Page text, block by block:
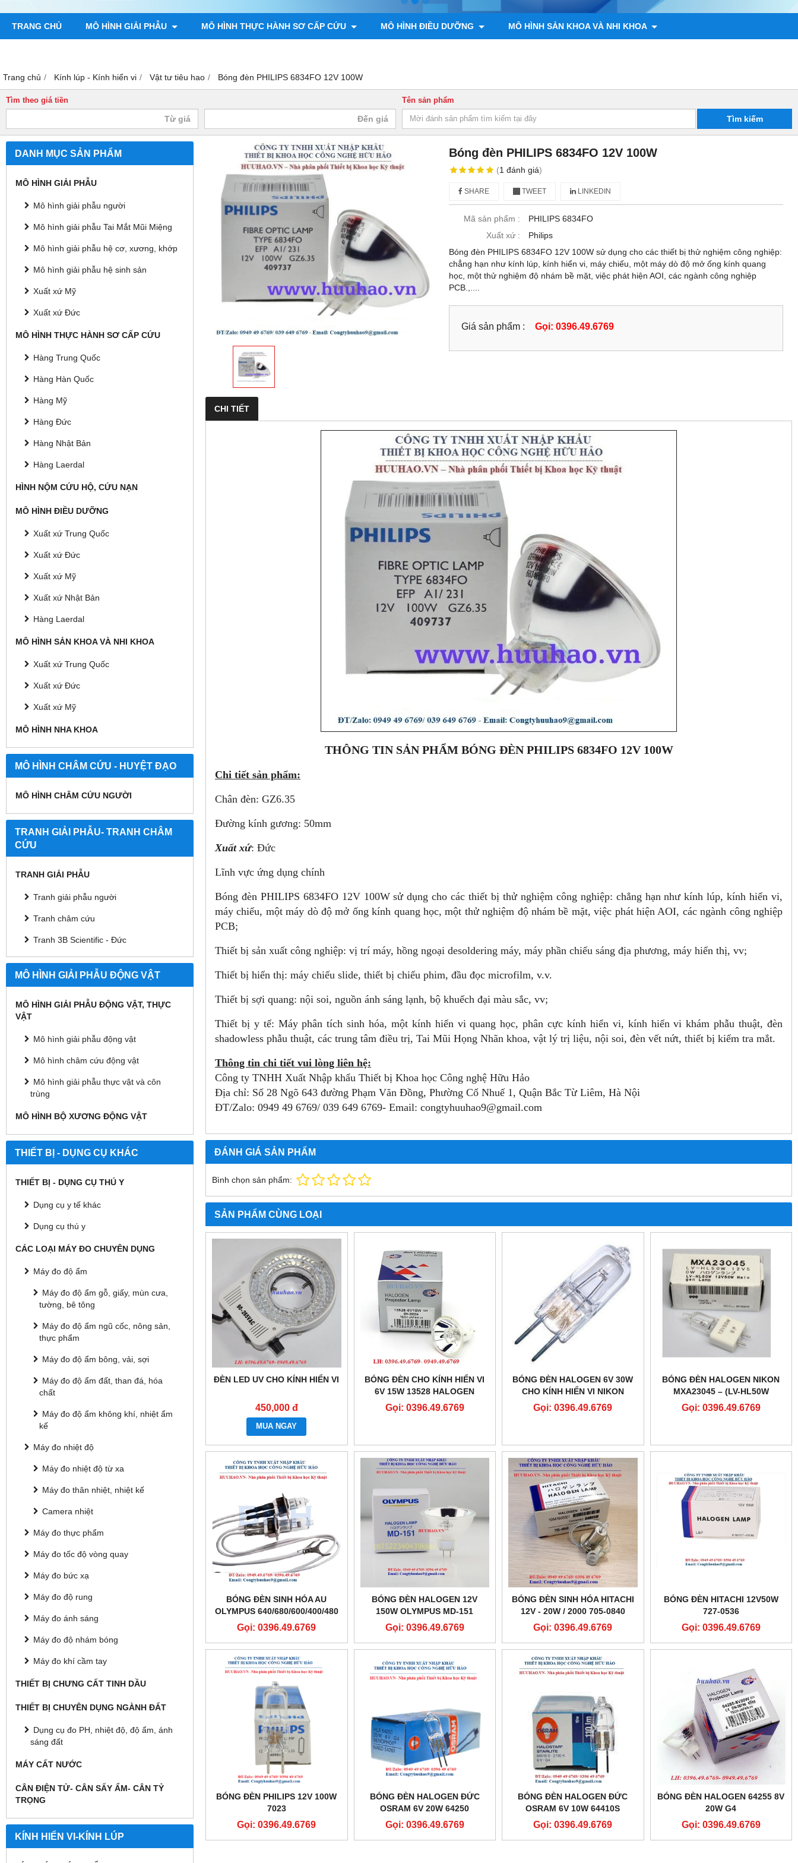
TRANG CHỦ MÔ HÌNH GIẢI PHẪU MÔ HÌNH THỰC HÀNH SƠ CẤP CỨU MÔ HÌNH ĐIỀU DƯỠNG MÔ HÌNH SẢN KHOA VÀ NHI KHOA
Trang chủ Kính lúp - Kính hiển vi Vật tư tiêu hao Bóng đèn PHILIPS 6834FO 12V 100W
Tìm theo giá tiền Tên sản phẩm
Tìm kiếm
DANH MỤC SẢN PHẨM
MÔ HÌNH GIẢI PHẪU
Mô hình giải phẫu người
Mô hình giải phẫu Tai Mắt Mũi Miệng
Mô hình giải phẫu hệ cơ, xương, khớp
Mô hình giải phẫu hệ sinh sản
Xuất xứ Mỹ
Xuất xứ Đức
MÔ HÌNH THỰC HÀNH SƠ CẤP CỨU
Hàng Trung Quốc
Hàng Hàn Quốc
Hàng Mỹ
Hàng Đức
Hàng Nhật Bản
Hàng Laerdal
HÌNH NỘM CỨU HỘ, CỨU NẠN
MÔ HÌNH ĐIỀU DƯỠNG
Xuất xứ Trung Quốc
Xuất xứ Đức
Xuất xứ Mỹ
Xuất xứ Nhật Bản
Hàng Laerdal
MÔ HÌNH SẢN KHOA VÀ NHI KHOA
Xuất xứ Trung Quốc
Xuất xứ Đức
Xuất xứ Mỹ
MÔ HÌNH NHA KHOA
MÔ HÌNH CHÂM CỨU - HUYỆT ĐẠO
MÔ HÌNH CHÂM CỨU NGƯỜI
TRANH GIẢI PHẪU- TRANH CHÂM
CỨU
TRANH GIẢI PHẪU
Tranh giải phẫu người
Tranh châm cứu
Tranh 3B Scientific - Đức
MÔ HÌNH GIẢI PHẪU ĐỘNG VẬT
MÔ HÌNH GIẢI PHẪU ĐỘNG VẬT, THỰC
VẬT
Mô hình giải phẫu động vật
Mô hình châm cứu động vật
Mô hình giải phẫu thực vật và côn
trùng
MÔ HÌNH BỘ XƯƠNG ĐỘNG VẬT
THIẾT BỊ - DỤNG CỤ KHÁC
THIẾT BỊ - DỤNG CỤ THÚ Y
Dụng cụ y tế khác
Dụng cụ thú y
CÁC LOẠI MÁY ĐO CHUYÊN DỤNG
Máy đo độ ẩm
Máy đo độ ẩm gỗ, giấy, mùn cưa,
tường, bê tông
Máy đo độ ẩm ngũ cốc, nông sản,
thực phẩm
Máy đo độ ẩm bông, vải, sợi
Máy đo độ ẩm đất, than đá, hóa
chất
Máy đo độ ẩm không khí, nhiệt ẩm
kế
Máy đo nhiệt độ
Máy đo nhiệt độ từ xa
Máy đo thân nhiệt, nhiệt kế
Camera nhiệt
Máy đo thực phẩm
Máy đo tốc độ vòng quay
Máy đo bức xạ
Máy đo độ rung
Máy đo ánh sáng
Máy đo độ nhám bóng
Máy đo khí cầm tay
THIẾT BỊ CHƯNG CẤT TINH DẦU
THIẾT BỊ CHUYÊN DỤNG NGÀNH ĐẤT
Dụng cụ đo PH, nhiệt độ, độ ẩm, ánh
sáng đất
MÁY CẤT NƯỚC
CÂN ĐIỆN TỬ- CÂN SẤY ẨM- CÂN TỶ
TRỌNG
KÍNH HIỂN VI-KÍNH LÚP
Bóng đèn PHILIPS 6834FO 12V 100W
(1đánh giá)
SHARE TWEET LINKEDIN
Mã sản phẩm :
PHILIPS 6834FO
Xuất xứ :
Philips
Bóng đèn PHILIPS 6834FO 12V 100W sử dụng cho các thiết bị thử nghiệm công nghiệp:
chẳng hạn như kính lúp, kính hiển vi, máy chiếu, một máy dò độ mở ống kính quang
học, một thử nghiệm độ nhám bề mặt, việc phát hiện AOI, các ngành công nghiệp
PCB.,....
Giá sản phẩm : Gọi: 0396.49.6769
CHI TIẾT
THÔNG TIN SẢN PHẨM BÓNG ĐÈN PHILIPS 6834FO 12V 100W
Chi tiết sản phẩm:
Chân đèn: GZ6.35
Đường kính gương: 50mm
Xuất xứ: Đức
Lĩnh vực ứng dụng chính
Bóng đèn PHILIPS 6834FO 12V 100W sử dụng cho các thiết bị thử nghiệm công nghiệp: chẳng hạn như kính lúp, kính hiển vi,
máy chiếu, một máy dò độ mở ống kính quang học, một thử nghiệm độ nhám bề mặt, việc phát hiện AOI, các ngành công nghiệp
PCB;
Thiết bị sản xuất công nghiệp: vị trí máy, hồng ngoại desoldering máy, máy phần chiếu sáng địa phương, máy hiển thị, vv;
Thiết bị hiển thị: máy chiếu slide, thiết bị chiếu phim, đầu đọc microfilm, v.v.
Thiết bị sợi quang: nội soi, nguồn ánh sáng lạnh, bộ khuếch đại màu sắc, vv;
Thiết bị y tế: Máy phân tích sinh hóa, một kính hiển vi quang học, phân cực kính hiển vi, kính hiển vi khám phẫu thuật, đèn
shadowless phẫu thuật, các trung tâm điều trị, Tai Mũi Họng Nhãn khoa, vật lý trị liệu, nội soi, đèn vết nứt, thiết bị kiểm tra mắt.
Thông tin chi tiết vui lòng liên hệ:
Công ty TNHH Xuất Nhập khẩu Thiết bị Khoa học Công nghệ Hữu Hảo
Địa chỉ: Số 28 Ngõ 643 đường Phạm Văn Đồng, Phường Cổ Nhuế 1, Quận Bắc Từ Liêm, Hà Nội
ĐT/Zalo: 0949 49 6769/ 039 649 6769- Email: congtyhuuhao9@gmail.com
ĐÁNH GIÁ SẢN PHẨM
Bình chọn sản phẩm:
SẢN PHẨM CÙNG LOẠI
ĐÈN LED UV CHO KÍNH HIỂN VI
450,000 đ
MUA NGAY
BÓNG ĐÈN CHO KÍNH HIỂN VI
6V 15W 13528 HALOGEN
Gọi: 0396.49.6769
BÓNG ĐÈN HALOGEN 6V 30W
CHO KÍNH HIỂN VI NIKON
Gọi: 0396.49.6769
BÓNG ĐÈN HALOGEN NIKON
MXA23045 – (LV-HL50W
12V50W NIKON)
Gọi: 0396.49.6769
BÓNG ĐÈN SINH HÓA AU
OLYMPUS 640/680/600/400/480
Gọi: 0396.49.6769
BÓNG ĐÈN HALOGEN 12V
150W OLYMPUS MD-151
Gọi: 0396.49.6769
BÓNG ĐÈN SINH HÓA HITACHI
12V - 20W / 2000 705-0840
Gọi: 0396.49.6769
BÓNG ĐÈN HITACHI 12V50W
727-0536
Gọi: 0396.49.6769
BÓNG ĐÈN PHILIPS 12V 100W
7023
Gọi: 0396.49.6769
BÓNG ĐÈN HALOGEN ĐỨC
OSRAM 6V 20W 64250
Gọi: 0396.49.6769
BÓNG ĐÈN HALOGEN ĐỨC
OSRAM 6V 10W 64410S
Gọi: 0396.49.6769
BÓNG ĐÈN HALOGEN 64255 8V
20W G4
Gọi: 0396.49.6769